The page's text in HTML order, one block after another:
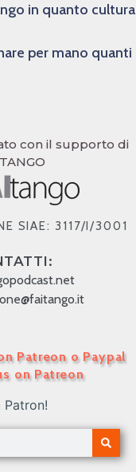
in quanto cultura
per mano quanti
con il supporto di
SIAE: 3117/I/3001
Patreon o Paypal
on Patreon
Patron!